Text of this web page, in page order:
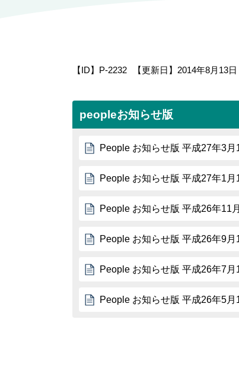
【ID】 P-2232 【更新日】 2014年8月13日
peopleお知らせ版
People お知らせ版 平成27年3月
People お知らせ版 平成27年1月
People お知らせ版 平成26年11
People お知らせ版 平成26年9月
People お知らせ版 平成26年7月
People お知らせ版 平成26年5月